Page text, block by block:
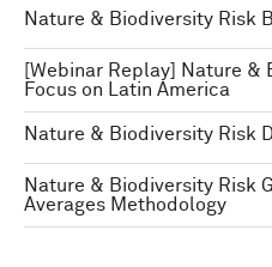
Nature & Biodiversity Risk
[Webinar Replay] Nature &
Focus on Latin America
Nature & Biodiversity Risk
Nature & Biodiversity Risk
Averages Methodology